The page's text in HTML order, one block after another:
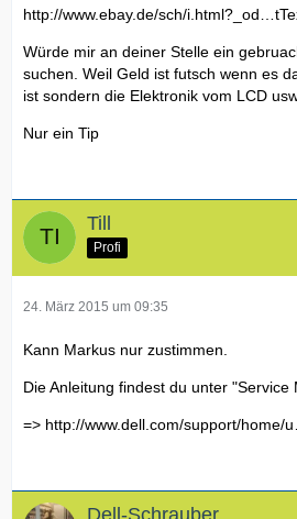
http://www.ebay.de/sch/
Würde mir an deiner Stelle ein
suchen. Weil Geld ist futsch wenn es
ist sondern die Elektronik vom LCD
Nur ein Tip
Till
Profi
24. März 2015 um 09:35
Kann Markus nur zustimmen.
Die Anleitung findest du unter "Service
=> http://www.dell.com/support/home/
Dell-Schrauber